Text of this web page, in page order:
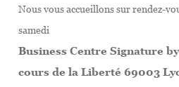
Nous vous accueillons sur rendez-
samedi
Business Centre Signature by
cours de la Liberté 69003